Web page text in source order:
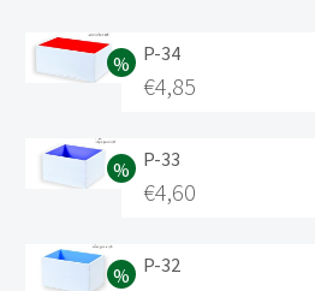
P-34
€4,85
P-33
€4,60
P-32